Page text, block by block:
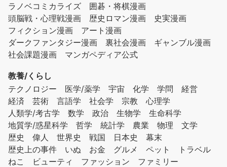
ラノベコミカライズ
囲碁・将棋漫画
頭脳戦・心理戦漫画
歴史ロマン漫画
史実漫画
フィクション漫画
アート漫画
ダークファンタジー漫画
裏社会漫画
ギャンブル漫画
社会課題漫画
マンガペディア公式
教養/くらし
テクノロジー
医学/薬学 宇宙 化学 学問
経営
経済
芸術 言語学 社会学 宗教
心理学
人類学/考古学
数学 政治 生物学
生命科学
地質学/惑星科学
哲学 統計学 農業 物理
文学
歴史
偉人 世界史 戦国 日本史
幕末
歴史上の事件
いぬ お金 グルメ ペット
トラベル
ねこ
ビューティ ファッション
ファミリー